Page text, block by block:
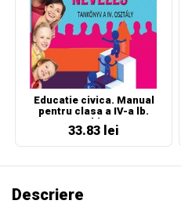
Educatie civica. Manual
pentru clasa a IV-a lb.
maghiara
33.83 lei
Descriere